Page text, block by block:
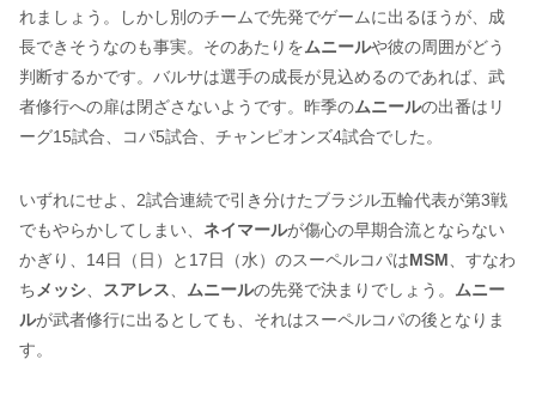
れましょう。しかし別のチームで先発でゲームに出るほうが、成
長できそうなのも事実。そのあたりをムニールや彼の周囲がどう
判断するかです。バルサは選手の成長が見込めるのであれば、武
者修行への扉は閉ざさないようです。昨季のムニールの出番はリ
ーグ15試合、コパ5試合、チャンピオンズ4試合でした。
いずれにせよ、2試合連続で引き分けたブラジル五輪代表が第3戦
でもやらかしてしまい、 ネイマールが傷心の早期合流とならない
かぎり、14日（日）と17日（水）のスーペルコパはMSM 、すなわ
ち メッシ スアレス ムニールの先発で決まりでしょう。 ムニー
ルが武者修行に出るとしても、それはスーペルコパの後となりま
す。